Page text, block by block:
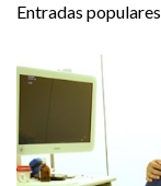
s
Entradas populares